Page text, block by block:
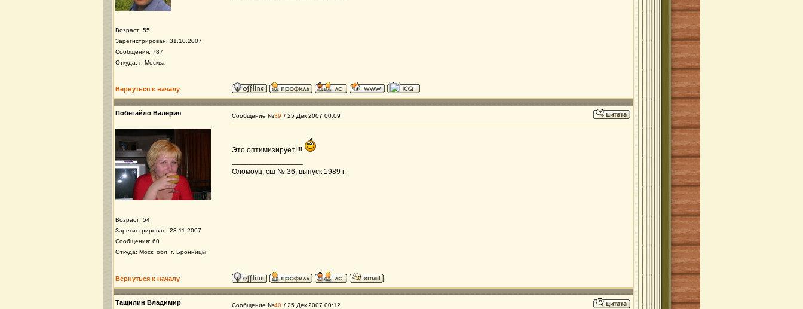
Возраст: 55
Зарегистрирован: 31.10.2007
Сообщения: 787
Откуда: г. Москва
Вернуться к началу
Побегайло Валерия
Возраст: 54
Зарегистрирован: 23.11.2007
Сообщения: 60
Откуда: Моск. обл. г. Бронницы
Сообщение №39 / 25 Дек 2007 00:09
Это оптимизирует!!!!
Оломоуц, сш № 36, выпуск 1989 г.
Вернуться к началу
Тащилин Владимир Сообщение №40 / 25 Дек 2007 00:12